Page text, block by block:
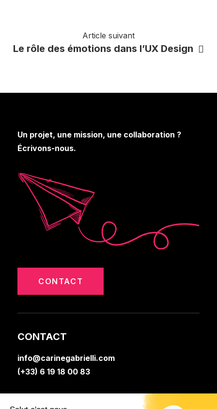
Article suivant
Le rôle des émotions dans l’UX Design
Un projet, une mission, une collaboration ?
Écrivons-nous.
CONTACT
CONTACT
info@carinegabrielli.com
(+33) 6 19 18 00 83
Instagram